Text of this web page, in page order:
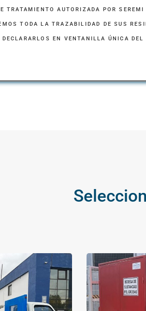
TRATAMIENTO AUTORIZADA POR SEREMI
TODA LA TRAZABILIDAD DE SUS
EN VENTANILLA ÚNICA